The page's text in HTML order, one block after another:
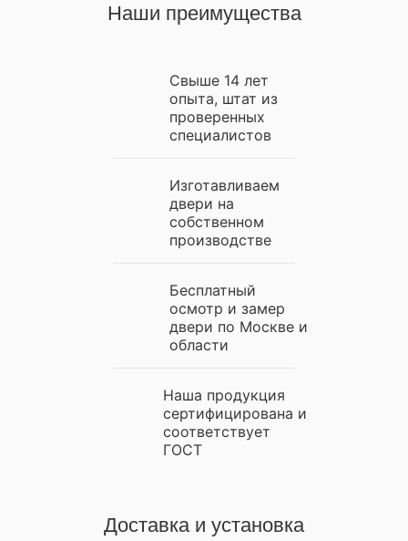
Наши преимущества
Свыше 14 лет
опыта, штат из
проверенных
специалистов
Изготавливаем
двери на
собственном
производстве
Бесплатный
осмотр и замер
двери по Москве и
области
Наша продукция
сертифицирована и
соответствует
ГОСТ
Доставка и установка